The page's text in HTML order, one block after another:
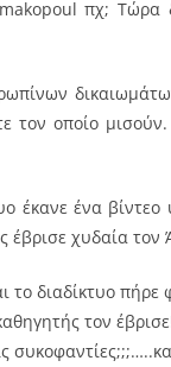
πχ; Τώρα
οποίο
έκανε ένα βίντεο
έβρισε χυδαία τον
το διαδίκτυο
τον